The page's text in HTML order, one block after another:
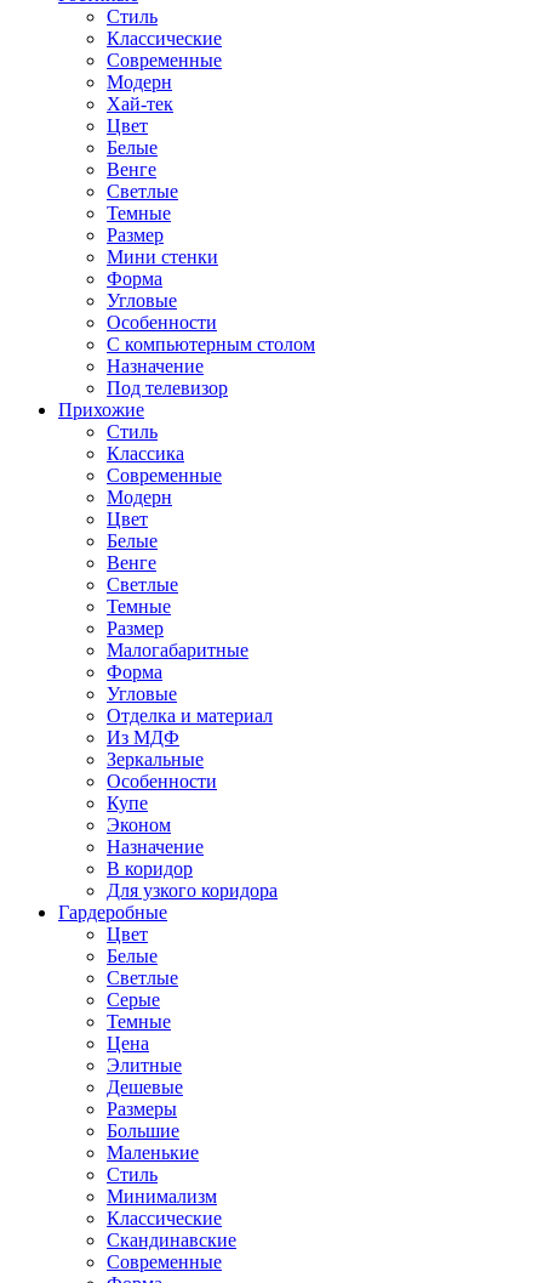
Стиль
Классические
Современные
Модерн
Хай-тек
Цвет
Белые
Венге
Светлые
Темные
Размер
Мини стенки
Форма
Угловые
Особенности
С компьютерным столом
Назначение
Под телевизор
Прихожие
Стиль
Классика
Современные
Модерн
Цвет
Белые
Венге
Светлые
Темные
Размер
Малогабаритные
Форма
Угловые
Отделка и материал
Из МДФ
Зеркальные
Особенности
Купе
Эконом
Назначение
В коридор
Для узкого коридора
Гардеробные
Цвет
Белые
Светлые
Серые
Темные
Цена
Элитные
Дешевые
Размеры
Большие
Маленькие
Стиль
Минимализм
Классические
Скандинавские
Современные